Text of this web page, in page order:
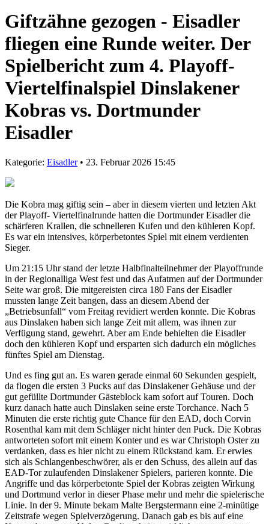
Giftzähne gezogen - Eisadler
fliegen eine Runde weiter. Der
Spielbericht zum 4. Playoff-
Viertelfinalspiel Dinslakener
Kobras vs. Dortmunder
Eisadler
Kategorie: Eisadler• 23. Februar 2026 15:45
Die Kobra mag giftig sein – aber in diesem vierten und letzten Akt
der Playoff- Viertelfinalrunde hatten die Dortmunder Eisadler die
schärferen Krallen, die schnelleren Kufen und den kühleren Kopf.
Es war ein intensives, körperbetontes Spiel mit einem verdienten
Sieger.
Um 21:15 Uhr stand der letzte Halbfinalteilnehmer der Playoffrunde
in der Regionalliga West fest und das Aufatmen auf der Dortmunder
Seite war groß. Die mitgereisten circa 180 Fans der Eisadler
mussten lange Zeit bangen, dass an diesem Abend der
„Betriebsunfall“ vom Freitag revidiert werden konnte. Die Kobras
aus Dinslaken haben sich lange Zeit mit allem, was ihnen zur
Verfügung stand, gewehrt. Aber am Ende behielten die Eisadler
doch den kühleren Kopf und ersparten sich dadurch ein mögliches
fünftes Spiel am Dienstag.
Und es fing gut an. Es waren gerade einmal 60 Sekunden gespielt,
da flogen die ersten 3 Pucks auf das Dinslakener Gehäuse und der
gut gefüllte Dortmunder Gästeblock kam sofort auf Touren. Doch
kurz danach hatte auch Dinslaken seine erste Torchance. Nach 5
Minuten die erste richtig gute Chance für den EAD, doch Corvin
Rosenthal kam mit dem Schläger nicht hinter den Puck. Die Kobras
antworteten sofort mit einem Konter und es war Christoph Oster zu
verdanken, dass es hier nicht zu einem Rückstand kam. Er erwies
sich als Schlangenbeschwörer, als er den Schuss, des allein auf das
EAD-Tor zulaufenden Dinslakener Spielers, parieren konnte. Die
Angriffe und das körperbetonte Spiel der Kobras zeigten Wirkung
und Dortmund verlor in dieser Phase mehr und mehr die spielerische
Linie. In der 9. Minute bekam Malte Bergstermann eine 2-minütige
Zeitstrafe wegen Spielverzögerung. Danach gab es bis auf eine